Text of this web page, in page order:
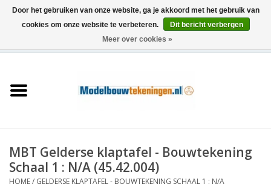
Schepen
Houtbouw
MBT Gelderse klaptafel - Bouwtekening
Schaal 1 : N/A (45.42.004)
HOME/ GELDERSE KLAPTAFEL - BOUWTEKENING SCHAAL 1 : N/A
Door het gebruiken van onze website, ga je akkoord met het gebruik van
cookies om onze website te verbeteren.
Dit bericht verbergen
Meer over cookies »